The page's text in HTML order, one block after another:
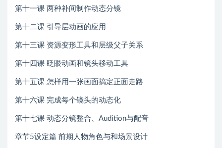
第十一课 两种补间制作动态分镜
第十二课 引导层动画的应用
第十三课 资源变形工具和层级父子关系
第十四课 眨眼动画和镜头移动工具
第十五课 怎样用一张画面搞定正面走路
第十六课 完成每个镜头的动态化
第十七课 动态分镜整合、Audition与配音
章节5设定篇 前期人物角色与和场景设计